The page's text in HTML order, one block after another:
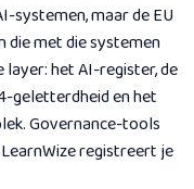
systemen, maar de EU
die met die systemen
layer: het AI-register, de
geletterdheid en het
Governance-tools
registreert je